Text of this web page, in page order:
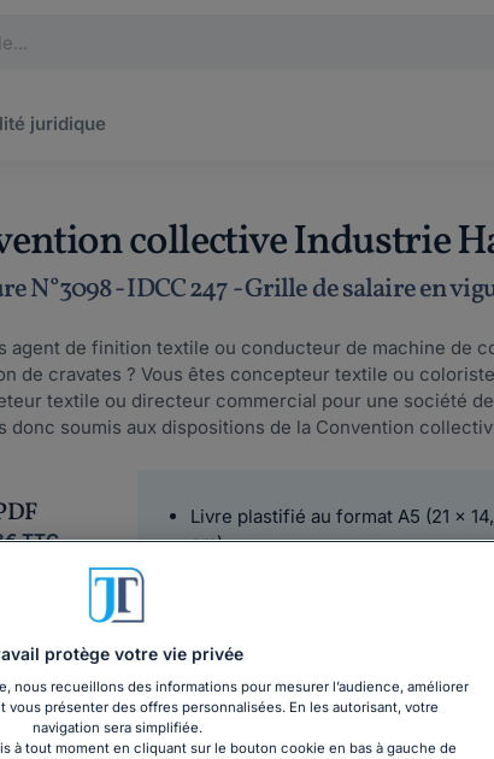
juridique
collective Industrie
N°3098 - IDCC 247 - Grille de salaire en
agent de finition textile ou conducteur de machine de
de cravates ? Vous êtes concepteur textile ou
textile ou directeur commercial pour une société
donc soumis aux dispositions de la Convention
TTC
Livre + PDF
TTC
Livre plastifié au format A5 (21 x
cm)
Chronopost
protège votre vie privée
nous recueillons des informations pour mesurer l’audience, améliorer
vous présenter des offres personnalisées. En les autorisant, votre
navigation sera simplifiée.
à tout moment en cliquant sur le bouton cookie en bas à gauche de